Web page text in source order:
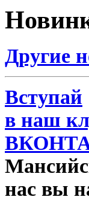
Другие
Вступай
в наш
нас вы